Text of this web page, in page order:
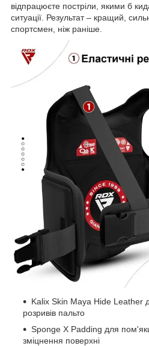
відпрацюєте постріли, якими б
ситуації. Результат – кращий,
спортсмен, ніж раніше.
Kalix Skin Maya Hide Leather
розривів пальто
Sponge X Padding для
зміцнення поверхні